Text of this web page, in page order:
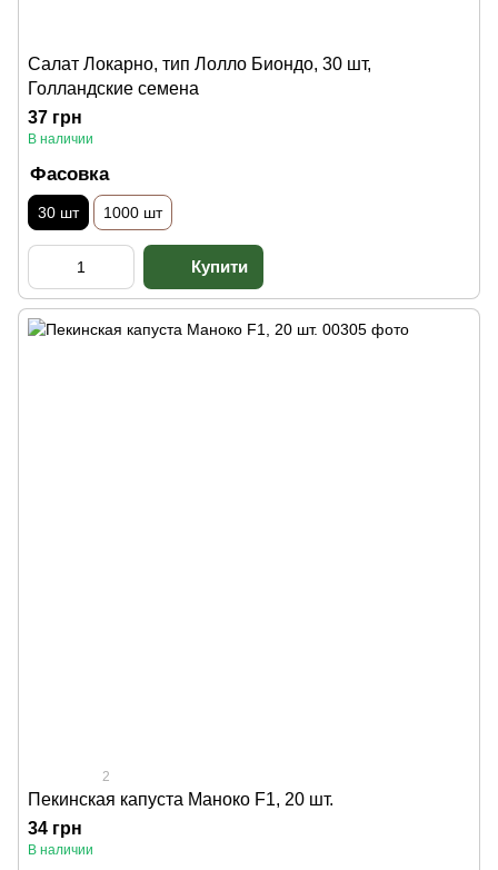
Салат Локарно, тип Лолло Биондо, 30 шт,
Голландские семена
37 грн
В наличии
Фасовка
30 шт 1000 шт
2
Пекинская капуста Маноко F1, 20 шт.
34 грн
В наличии